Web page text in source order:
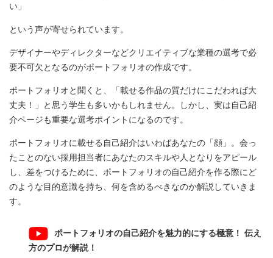
い」
という声が寄せられています。
デザイナーやディレクターなどクリエイティブな業種の選考で必
要不可欠となるのがポートフォリオの作成です。
ポートフォリオと聞くと、「載せる作品の質だけにこだわれば大
丈夫！」と思う学生も多いかもしれません。しかし、実は自己紹
介ページも重要な選考ポイントになるのです。
ポートフォリオに載せる自己紹介はいわばあなたの「顔」。会っ
たことのない採用担当者にあなたのスキルや人となりをアピール
し、差をつけるために、ポートフォリオの自己紹介を作る際にど
のような目的意識を持ち、何を含めるべきなのか解説していきま
す。
ポートフォリオの自己紹介を魅力的にする極意！ 伝え
方のプロが解説！